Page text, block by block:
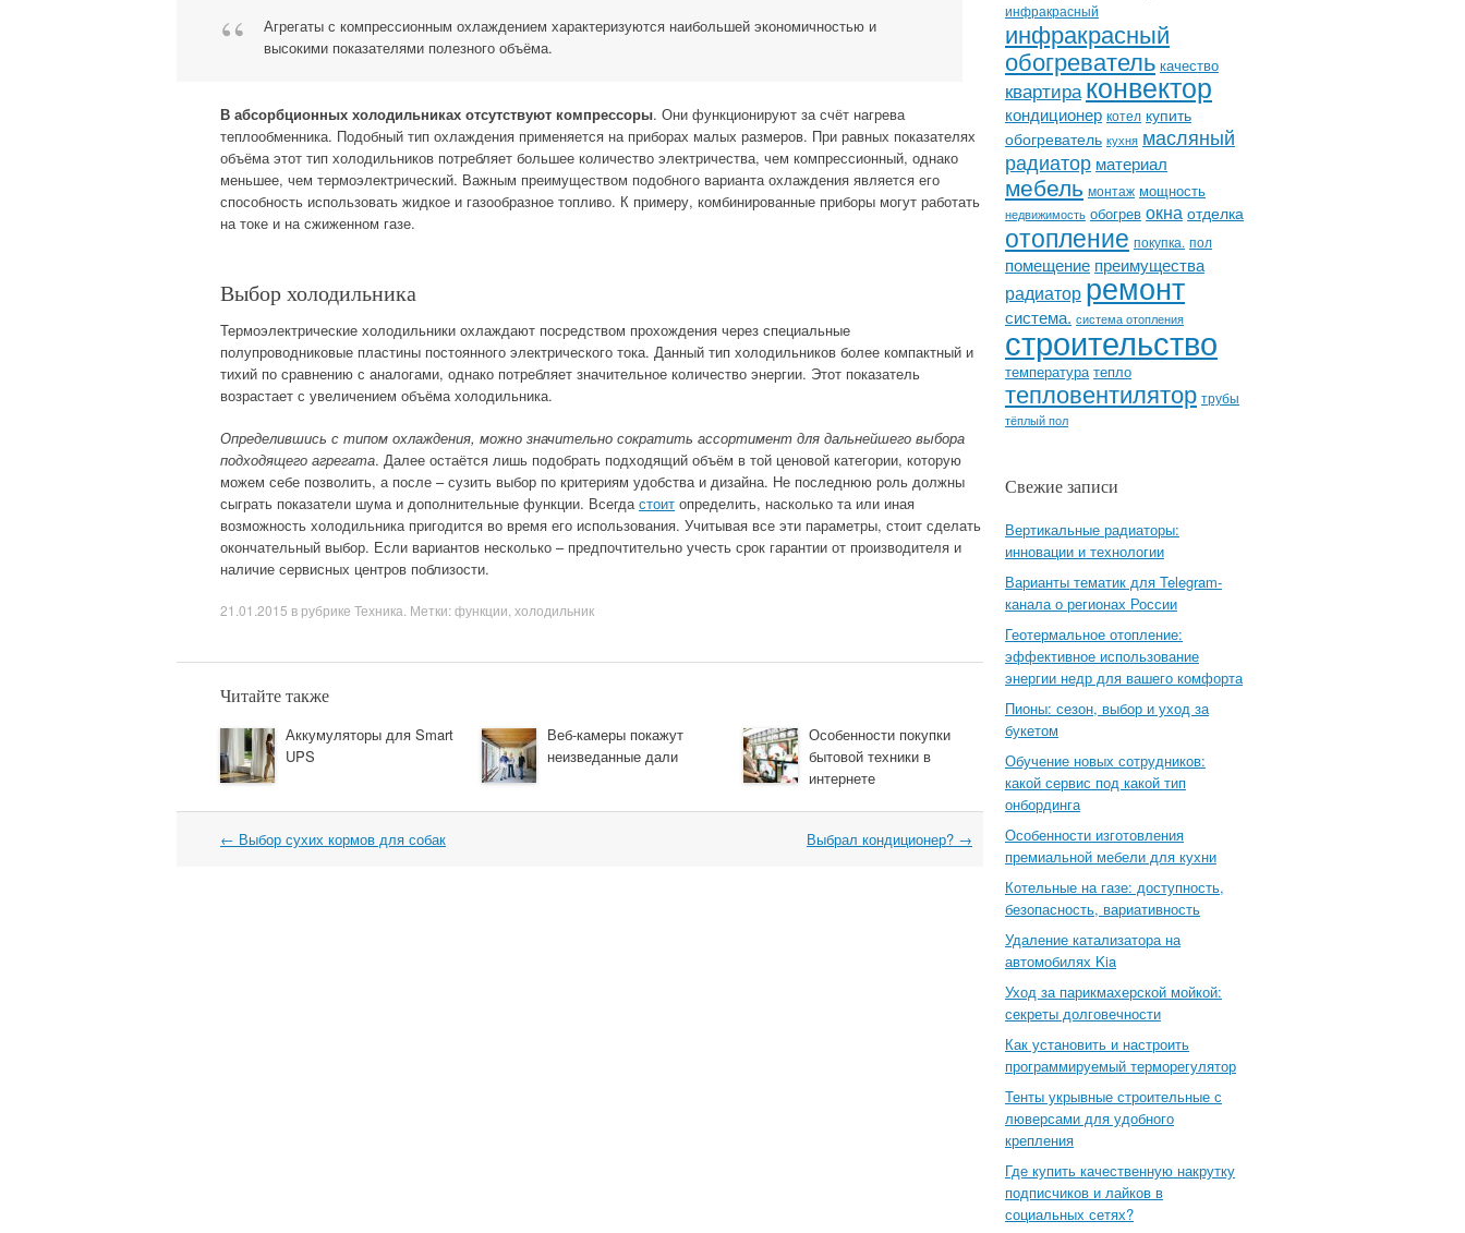
Агрегаты с компрессионным охлаждением характеризуются наибольшей экономичностью и
высокими показателями полезного объёма.
В абсорбционных холодильниках отсутствуют компрессоры. Они функционируют за счёт нагрева
теплообменника. Подобный тип охлаждения применяется на приборах малых размеров. При равных показателях
объёма этот тип холодильников потребляет большее количество электричества, чем компрессионный, однако
меньшее, чем термоэлектрический. Важным преимуществом подобного варианта охлаждения является его
способность использовать жидкое и газообразное топливо. К примеру, комбинированные приборы могут работать
на токе и на сжиженном газе.
Выбор холодильника
Термоэлектрические холодильники охлаждают посредством прохождения через специальные
полупроводниковые пластины постоянного электрического тока. Данный тип холодильников более компактный и
тихий по сравнению с аналогами, однако потребляет значительное количество энергии. Этот показатель
возрастает с увеличением объёма холодильника.
Определившись с типом охлаждения, можно значительно сократить ассортимент для дальнейшего выбора
подходящего агрегата. Далее остаётся лишь подобрать подходящий объём в той ценовой категории, которую
можем себе позволить, а после – сузить выбор по критериям удобства и дизайна. Не последнюю роль должны
сыграть показатели шума и дополнительные функции. Всегдастоит определить, насколько та или иная
возможность холодильника пригодится во время его использования. Учитывая все эти параметры, стоит сделать
окончательный выбор. Если вариантов несколько – предпочтительно учесть срок гарантии от производителя и
наличие сервисных центров поблизости.
21.01.2015 в рубрике Техника . Метки:функции холодильник
Читайте также
Аккумуляторы для Smart
UPS
Веб-камеры покажут
неизведанные дали
Особенности покупки
бытовой техники в
интернете
Навигация
← Выбор сухих кормов для собак Выбрал кондиционер? →
инфракрасный
инфракрасный
обогреватель качество
квартираконвектор
кондиционер котел купить
обогреватель кухня масляный
радиатор материал
мебель монтаж мощность
недвижимость обогрев окна отделка
отопление покупка. пол
помещение преимущества
радиаторремонт
система. система отопления
строительство
температура тепло
тепловентилятор трубы
тёплый пол
Свежие записи
Вертикальные радиаторы:
инновации и технологии
Варианты тематик для Telegram-
канала о регионах России
Геотермальное отопление:
эффективное использование
энергии недр для вашего комфорта
Пионы: сезон, выбор и уход за
букетом
Обучение новых сотрудников:
какой сервис под какой тип
онбординга
Особенности изготовления
премиальной мебели для кухни
Котельные на газе: доступность,
безопасность, вариативность
Удаление катализатора на
автомобилях Kia
Уход за парикмахерской мойкой:
секреты долговечности
Как установить и настроить
программируемый терморегулятор
Тенты укрывные строительные с
люверсами для удобного
крепления
Где купить качественную накрутку
подписчиков и лайков в
социальных сетях?